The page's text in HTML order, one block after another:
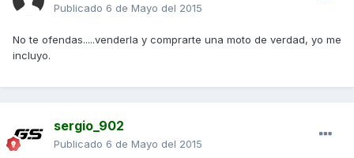
Publicado 6 de Mayo del 2015
No te ofendas.....venderla y comprarte una moto de verdad, yo me
incluyo.
sergio_902
Publicado 6 de Mayo del 2015